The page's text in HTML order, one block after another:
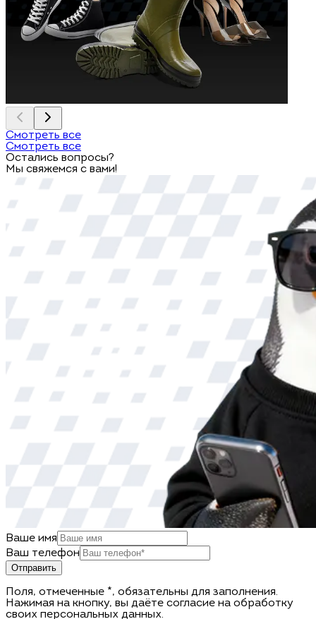
Смотреть все
Смотреть все
Остались вопросы?
Мы свяжемся с вами!
Ваше имя
Ваш телефон
Отправить
Поля, отмеченные *, обязательны для заполнения.
Нажимая на кнопку, вы даёте согласие на обработку
своих персональных данных.